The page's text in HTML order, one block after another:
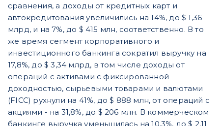
сравнения, а доходы от кредитных карт и
автокредитования увеличились на 14%, до $ 1,36
млрд, и на 7%, до $ 415 млн, соответственно. В то
же время сегмент корпоративного и
инвестиционного банкинга сократил выручку на
17,8%, до $ 3,34 млрд, в том числе доходы от
операций с активами с фиксированной
доходностью, сырьевыми товарами и валютами
(FICC) рухнули на 41%, до $ 888 млн, от операций с
акциями - на 31,8%, до $ 206 млн. В коммерческом
банкинге выручка уменьшилась на 10,3%, до $ 2,11